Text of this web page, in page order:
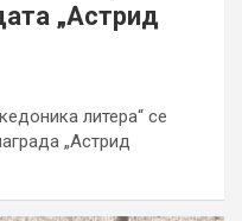
„Астрид
литера“ се
„Астрид